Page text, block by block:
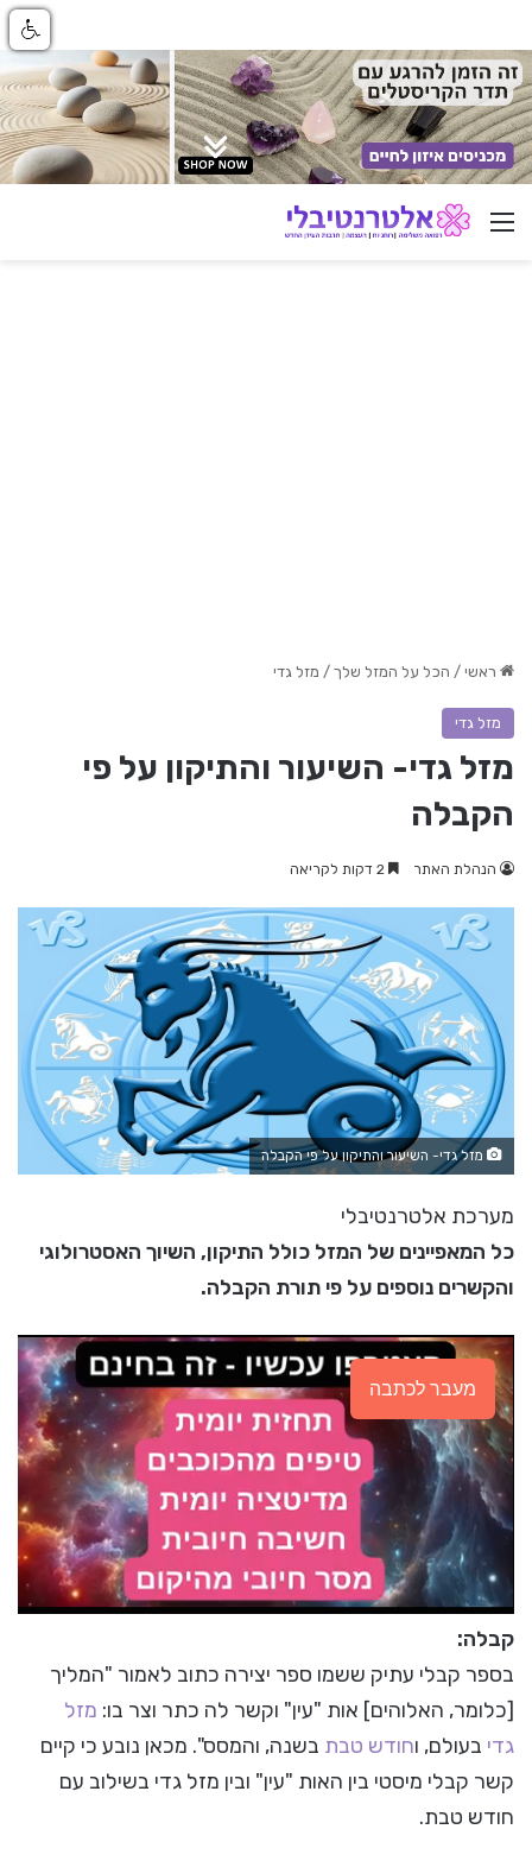
ניווט באתר
ראשי / הכל על המזל שלך / מזל גדי
מזל גדי
מזל גדי- השיעור והתיקון על פי
הקבלה
הנהלת האתר
מזל גדי- השיעור והתיקון על פי הקבלה
מערכת אלטרנטיבלי
כל המאפיינים של המזל כולל התיקון, השיוך האסטרולוגי
והקשרים נוספים על פי תורת הקבלה.
מעבר לכתבה
קבלה:
בספר קבלי עתיק ששמו ספר יצירה כתוב לאמור "המליך
[כלומר, האלוהים] אות "עין" וקשר לה כתר וצר בו: מזל
גדי בעולם, וחודש טבת בשנה, והמסס". מכאן נובע כי קיים
קשר קבלי מיסטי בין האות "עין" ובין מזל גדי בשילוב עם
חודש טבת.